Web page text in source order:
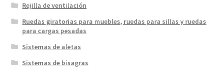
Rejilla de ventilación
Ruedas giratorias para muebles, ruedas para sillas y ruedas
para cargas pesadas
Sistemas de aletas
Sistemas de bisagras